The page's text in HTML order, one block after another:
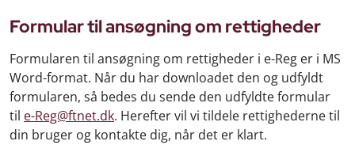
Formular til ansøgning om rettigheder
Formularen til ansøgning om rettigheder i e-Reg er i MS
Word-format. Når du har downloadet den og udfyldt
formularen, så bedes du sende den udfyldte formular
til e-Reg@ftnet.dk. Herefter vil vi tildele rettighederne til
din bruger og kontakte dig, når det er klart.